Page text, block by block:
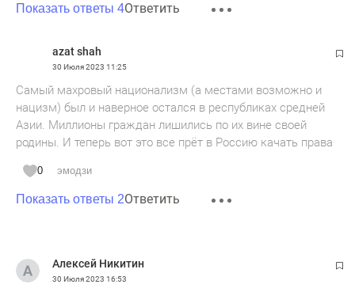
общество они подчеркнуто не желают, образовав
в целом ведут себя как великодушные завоеватели в
покоренной стране.
Показать ответы 4Ответить
azat shah
30 Июля 2023 11:25
Самый махровый национализм (а местами возможно и
нацизм) был и наверное остался в республиках средней
Азии. Миллионы граждан лишились по их вине своей
родины. И теперь вот это все прёт в Россию качать права
0 эмодзи
Показать ответы 2Ответить
Алексей Никитин
30 Июля 2023 16:53